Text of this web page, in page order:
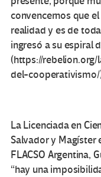
convencernos que
realidad y es de
ingresó a su espiral
(https://
del-
La Licenciada en
Salvador y Magíster
FLACSO Argentina,
“hay una